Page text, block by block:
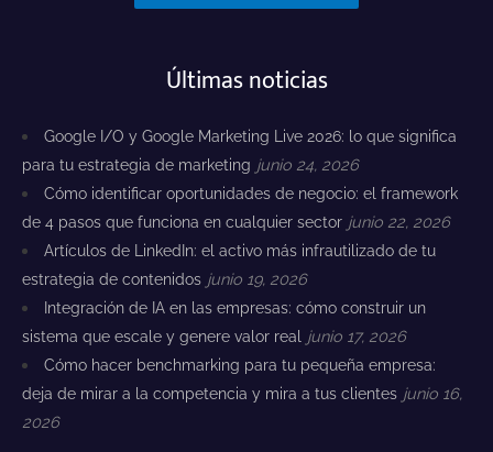
Últimas noticias
Google I/O y Google Marketing Live 2026: lo que significa
para tu estrategia de marketing junio 24, 2026
Cómo identificar oportunidades de negocio: el framework
de 4 pasos que funciona en cualquier sector junio 22, 2026
Artículos de LinkedIn: el activo más infrautilizado de tu
estrategia de contenidos junio 19, 2026
Integración de IA en las empresas: cómo construir un
sistema que escale y genere valor real junio 17, 2026
Cómo hacer benchmarking para tu pequeña empresa:
deja de mirar a la competencia y mira a tus clientes junio 16,
2026